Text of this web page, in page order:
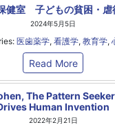
室 子どもの貧困・虐
2024年5月5日
医歯薬学, 看護学, 教育学,
Read More
The Pattern
Human Invention
2022年2月21日